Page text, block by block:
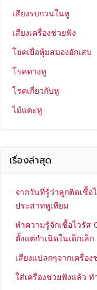
เสียงรบกวนในหู
เสียงเครื่องช่วยฟัง
โยคเยื่อหุ้มสมองอักเสบ
โรคทางหู
โรคเกี่ยวกับหู
ไม้แคะหู
เรื่องล่าสุด
จากวันที่รู้ว่าลูกติดเชื้อ
ประสาทหูเทียม
ทำความรู้จักเชื้อไวรัส
ตั้งแต่กำเนิดในเด็กเล็ก
เสียงแปลกๆจากเครื่อง
ใส่เครื่องช่วยฟังแล้ว